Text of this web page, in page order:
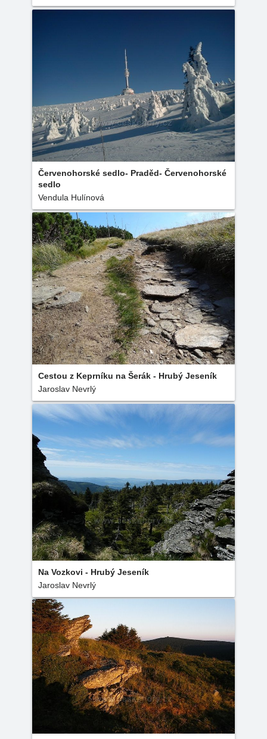
Červenohorské sedlo- Praděd- Červenohorské
sedlo
Vendula Hulínová
Cestou z Keprníku na Šerák - Hrubý Jeseník
Jaroslav Nevrlý
Na Vozkovi - Hrubý Jeseník
Jaroslav Nevrlý